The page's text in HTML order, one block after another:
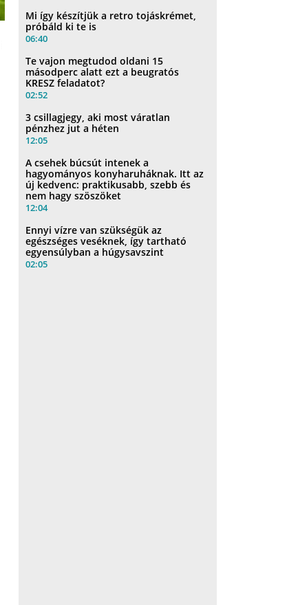
Mi így készítjük a retro tojáskrémet,
próbáld ki te is
06:40
Te vajon megtudod oldani 15
másodperc alatt ezt a beugratós
KRESZ feladatot?
02:52
3 csillagjegy, aki most váratlan
pénzhez jut a héten
12:05
A csehek búcsút intenek a
hagyományos konyharuháknak. Itt az
új kedvenc: praktikusabb, szebb és
nem hagy szöszöket
12:04
Ennyi vízre van szükségük az
egészséges veséknek, így tartható
egyensúlyban a húgysavszint
02:05